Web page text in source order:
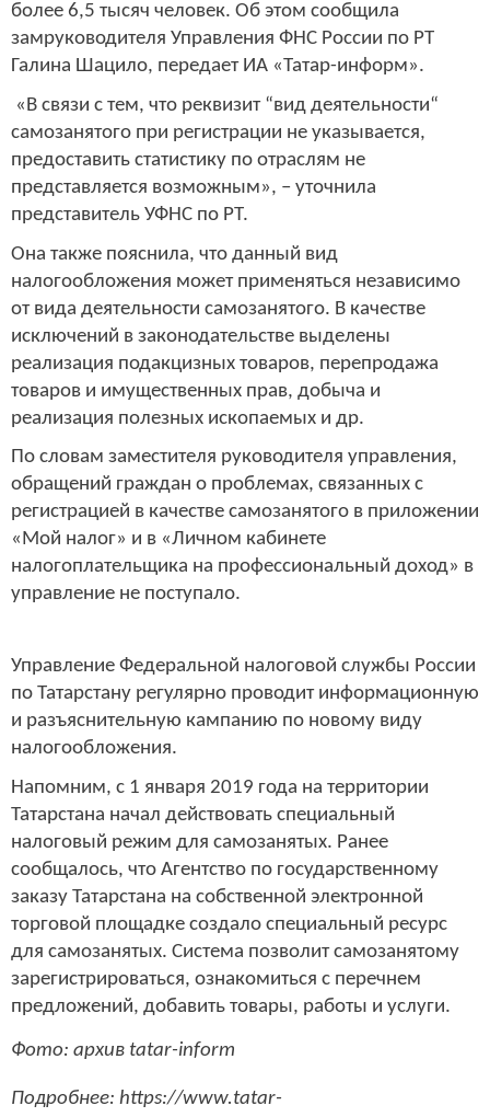
более 6,5 тысяч человек. Об этом сообщила
замруководителя Управления ФНС России по РТ
Галина Шацило, передает ИА «Татар-информ».
«В связи с тем, что реквизит “вид деятельности“
самозанятого при регистрации не указывается,
предоставить статистику по отраслям не
представляется возможным», – уточнила
представитель УФНС по РТ.
Она также пояснила, что данный вид
налогообложения может применяться независимо
от вида деятельности самозанятого. В качестве
исключений в законодательстве выделены
реализация подакцизных товаров, перепродажа
товаров и имущественных прав, добыча и
реализация полезных ископаемых и др.
По словам заместителя руководителя управления,
обращений граждан о проблемах, связанных с
регистрацией в качестве самозанятого в приложении
«Мой налог» и в «Личном кабинете
налогоплательщика на профессиональный доход» в
управление не поступало.
Управление Федеральной налоговой службы России
по Татарстану регулярно проводит информационную
и разъяснительную кампанию по новому виду
налогообложения.
Напомним, с 1 января 2019 года на территории
Татарстана начал действовать специальный
налоговый режим для самозанятых. Ранее
сообщалось, что Агентство по государственному
заказу Татарстана на собственной электронной
торговой площадке создало специальный ресурс
для самозанятых. Система позволит самозанятому
зарегистрироваться, ознакомиться с перечнем
предложений, добавить товары, работы и услуги.
Фото: архив tatar-inform
Подробнее: https://www.tatar-